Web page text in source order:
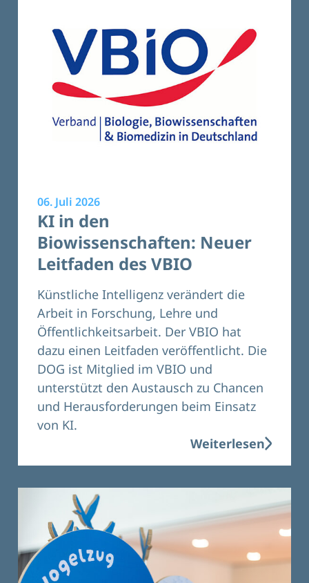
06. Juli 2026
KI in den
Biowissenschaften: Neuer
Leitfaden des VBIO
Künstliche Intelligenz verändert die
Arbeit in Forschung, Lehre und
Öffentlichkeitsarbeit. Der VBIO hat
dazu einen Leitfaden veröffentlicht. Die
DOG ist Mitglied im VBIO und
unterstützt den Austausch zu Chancen
und Herausforderungen beim Einsatz
von KI.
Weiterlesen